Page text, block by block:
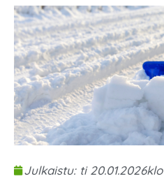
Julkaistu: ti 20.01.2026klo